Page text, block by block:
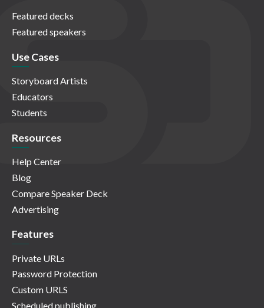
Featured decks
Featured speakers
Use Cases
Storyboard Artists
Educators
Students
Resources
Help Center
Blog
Compare Speaker Deck
Advertising
Features
Private URLs
Password Protection
Custom URLS
Scheduled publishing